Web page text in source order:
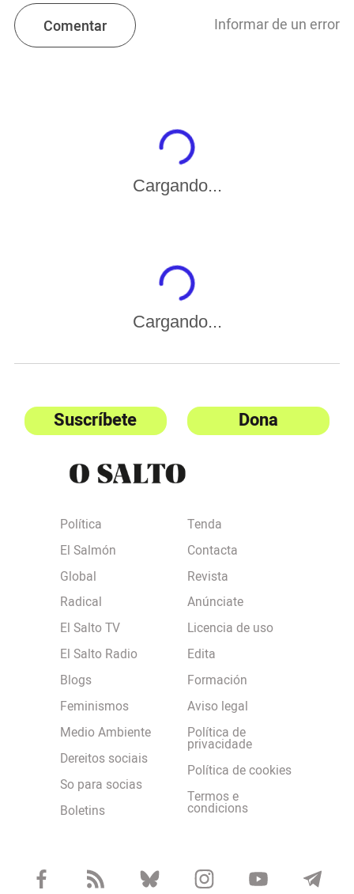
Comentar Informar de un error
Cargando...
Cargando...
Suscríbete Dona
Política
El Salmón
Global
Radical
El Salto TV
El Salto Radio
Blogs
Feminismos
Medio Ambiente
Dereitos sociais
So para socias
Boletins
Tenda
Contacta
Revista
Anúnciate
Licencia de uso
Edita
Formación
Aviso legal
Política de
privacidade
Política de cookies
Termos e
condicions